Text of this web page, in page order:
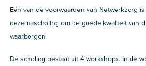
Eén van de voorwaarden van Netwerkzorg
deze nascholing om de goede kwaliteit van
waarborgen.
De scholing bestaat uit 4 workshops. In de